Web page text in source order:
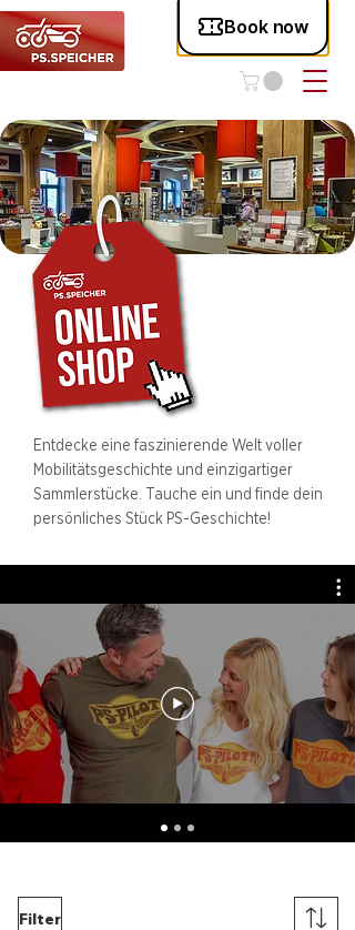
Entdecke eine faszinierende Welt voller
Mobilitätsgeschichte und einzigartiger
Sammlerstücke. Tauche ein und finde dein
persönliches Stück PS-Geschichte!
Filter